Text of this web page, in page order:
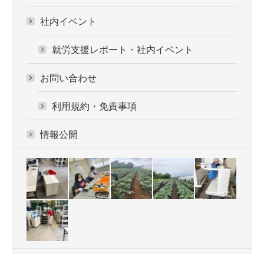
社内イベント
就労支援レポート・社内イベント
お問い合わせ
利用規約・免責事項
情報公開